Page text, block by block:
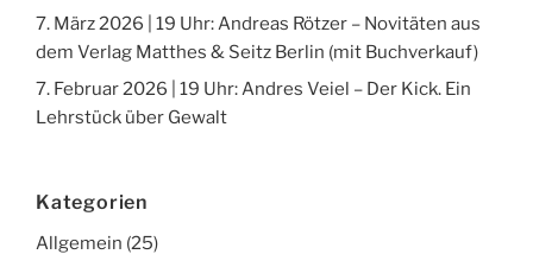
7. März 2026 | 19 Uhr: Andreas Rötzer – Novitäten aus
dem Verlag Matthes & Seitz Berlin (mit Buchverkauf)
7. Februar 2026 | 19 Uhr: Andres Veiel – Der Kick. Ein
Lehrstück über Gewalt
Kategorien
Allgemein (25)